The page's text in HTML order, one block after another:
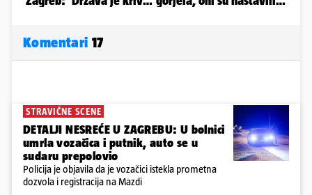
Komentari 17
STRAVIČNE SCENE
DETALJI NESREĆE U ZAGREBU: U bolnici
umrla vozačica i putnik, auto se u
sudaru prepolovio
Policija je objavila da je vozačici istekla prometna
dozvola i registracija na Mazdi